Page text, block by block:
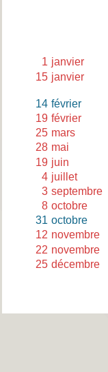
1 janvier
15 janvier
14 février
19 février
25 mars
28 mai
19 juin
4 juillet
3 septembre
8 octobre
31 octobre
12 novembre
22 novembre
25 décembre